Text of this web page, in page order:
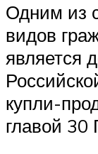
Одним из
видов
является
купли-
главой 30